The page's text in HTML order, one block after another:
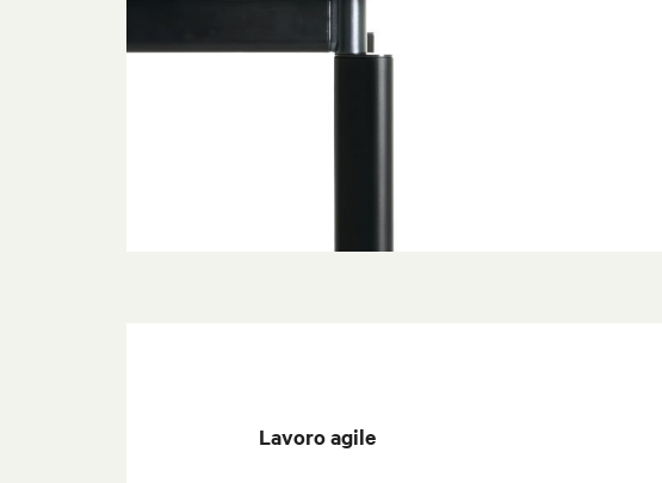
Lavoro agile